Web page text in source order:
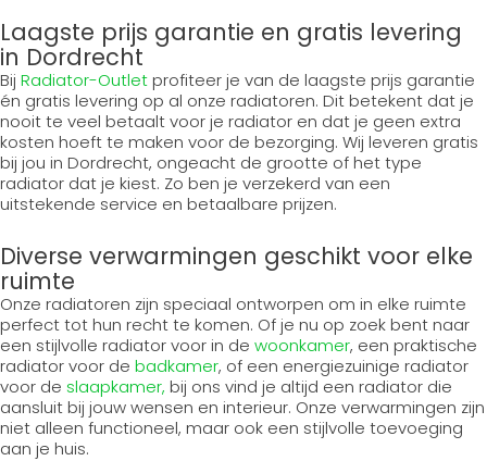
Laagste prijs garantie en gratis levering
in Dordrecht
Bij Radiator-Outletprofiteer je van de laagste prijs garantie
én gratis levering op al onze radiatoren. Dit betekent dat je
nooit te veel betaalt voor je radiator en dat je geen extra
kosten hoeft te maken voor de bezorging. Wij leveren gratis
bij jou in Dordrecht, ongeacht de grootte of het type
radiator dat je kiest. Zo ben je verzekerd van een
uitstekende service en betaalbare prijzen.
Diverse verwarmingen geschikt voor elke
ruimte
Onze radiatoren zijn speciaal ontworpen om in elke ruimte
perfect tot hun recht te komen. Of je nu op zoek bent naar
een stijlvolle radiator voor in de woonkamer, een praktische
radiator voor de badkamer, of een energiezuinige radiator
voor de slaapkamer, bij ons vind je altijd een radiator die
aansluit bij jouw wensen en interieur. Onze verwarmingen zijn
niet alleen functioneel, maar ook een stijlvolle toevoeging
aan je huis.